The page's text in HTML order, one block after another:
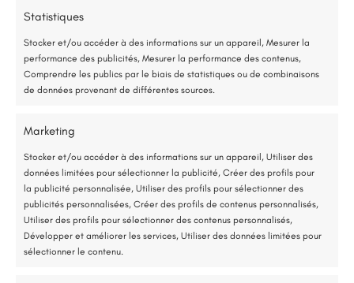
Statistiques
Stocker et/ou accéder à des informations sur un appareil, Mesurer la
performance des publicités, Mesurer la performance des contenus,
Comprendre les publics par le biais de statistiques ou de combinaisons
de données provenant de différentes sources.
Marketing
Stocker et/ou accéder à des informations sur un appareil, Utiliser des
données limitées pour sélectionner la publicité, Créer des profils pour
la publicité personnalisée, Utiliser des profils pour sélectionner des
publicités personnalisées, Créer des profils de contenus personnalisés,
Utiliser des profils pour sélectionner des contenus personnalisés,
Développer et améliorer les services, Utiliser des données limitées pour
sélectionner le contenu.
E-mail:renorev.environnement@hotmail.com
Tél. :02 52 35 26 70
75 % de l’énergie provient des calories naturellement présentes dans
Étude gratuite et sans engagement
*Aides de l’État disponibles selon votre revenu fiscal
Accompagnement administratif et financier complet